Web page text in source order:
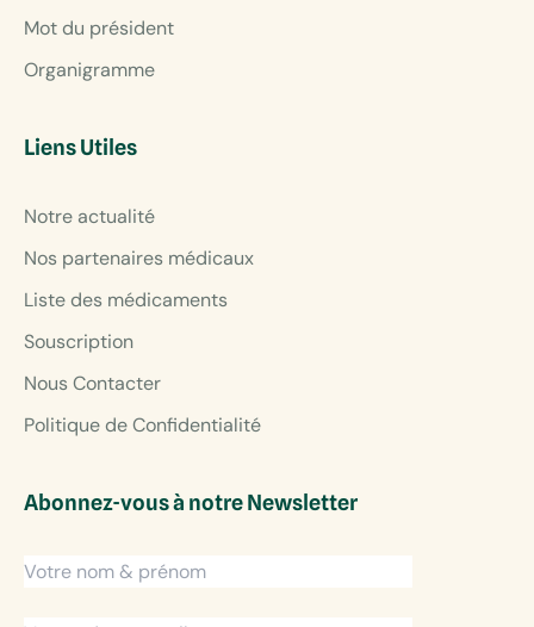
Mot du président
Organigramme
Liens Utiles
Notre actualité
Nos partenaires médicaux
Liste des médicaments
Souscription
Nous Contacter
Politique de Confidentialité
Abonnez-vous à notre Newsletter